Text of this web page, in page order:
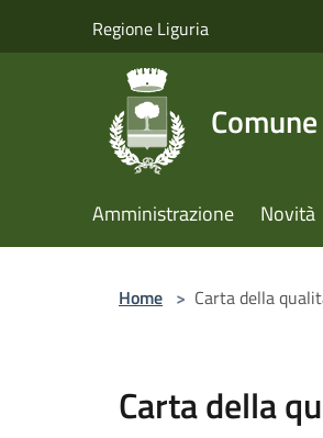
Regione Liguria
Amministrazione Novità
Home > Carta della
Carta della